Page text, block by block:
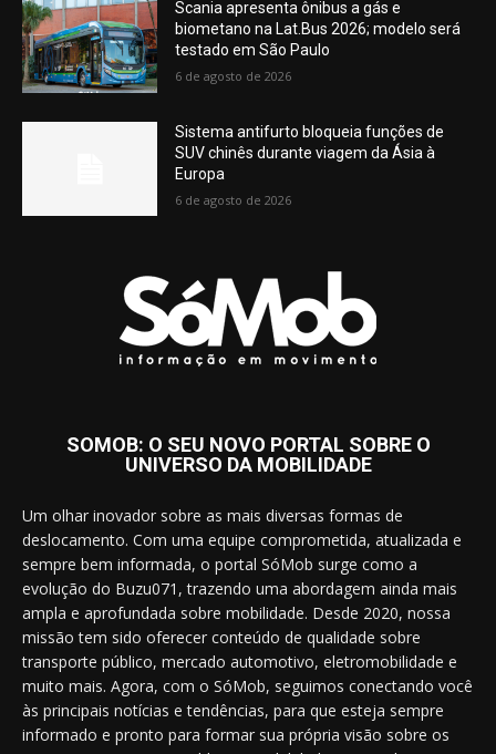
Scania apresenta ônibus a gás e
biometano na Lat.Bus 2026; modelo será
testado em São Paulo
6 de agosto de 2026
Sistema antifurto bloqueia funções de
SUV chinês durante viagem da Ásia à
Europa
6 de agosto de 2026
SOMOB: O SEU NOVO PORTAL SOBRE O
UNIVERSO DA MOBILIDADE
Um olhar inovador sobre as mais diversas formas de
deslocamento. Com uma equipe comprometida, atualizada e
sempre bem informada, o portal SóMob surge como a
evolução do Buzu071, trazendo uma abordagem ainda mais
ampla e aprofundada sobre mobilidade. Desde 2020, nossa
missão tem sido oferecer conteúdo de qualidade sobre
transporte público, mercado automotivo, eletromobilidade e
muito mais. Agora, com o SóMob, seguimos conectando você
às principais notícias e tendências, para que esteja sempre
informado e pronto para formar sua própria visão sobre os